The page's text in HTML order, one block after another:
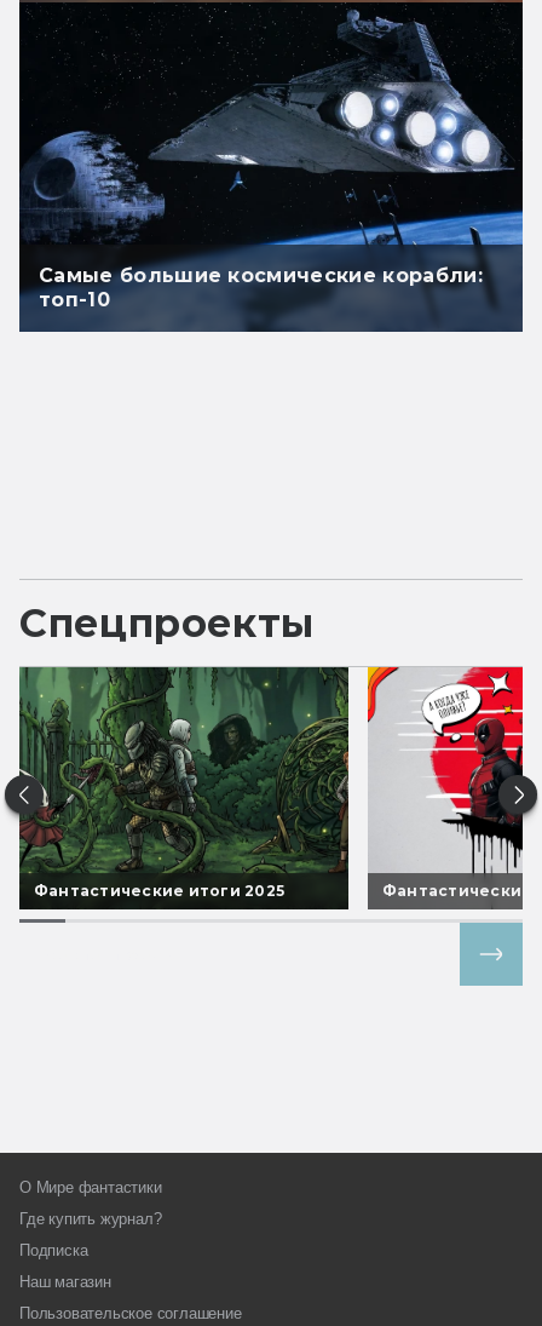
Самые большие космические корабли:
топ-10
Спецпроекты
Фантастические итоги 2025 Фантастические
О Мире фантастики
Где купить журнал?
Подписка
Наш магазин
Пользовательское соглашение